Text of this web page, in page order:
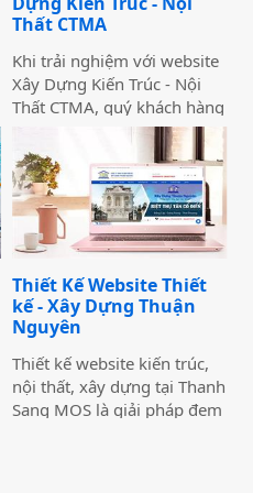
mẫu website có thể giữ
chân khách hàng của bạn.
Thất CTMA
Khi trải nghiệm với website
Xây Dựng Kiến Trúc - Nội
Thất CTMA, quý khách hàng
sẽ cảm thấy giao diện sáng
sủa, dễ nhìn, hình ảnh đẹp,
thông tin hấp dẫn và được
thiết kế màu sắc hài hòa và
điểm nhấn thích hợp.
Website tương thích với
động.
Thiết Kế Website Thiết
kế - Xây Dựng Thuận
Nguyên
Thiết kế website kiến trúc,
nội thất, xây dựng tại Thanh
Sang MOS là giải pháp đem